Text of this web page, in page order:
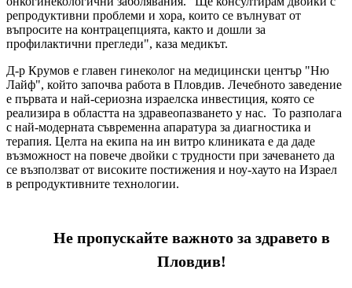
репродуктивни проблеми и хора, които се вълнуват от
въпросите на контрацепцията, както и дошли за
профилактични прегледи", каза медикът.
Д-р Крумов е главен гинеколог на медицински център "Ню
Лайф", който започва работа в Пловдив. Лечебното заведение
е първата и най-сериозна израелска инвестиция, която се
реализира в областта на здравеопазването у нас. То разполага
с най-модерната съвременна апаратура за диагностика и
терапия. Целта на екипа на ин витро клиниката е да даде
възможност на повече двойки с трудности при зачеването да
се възползват от високите постижения и ноу-хауто на Израел
в репродуктивните технологии.
Не пропускайте важното за здравето в
Пловдив!